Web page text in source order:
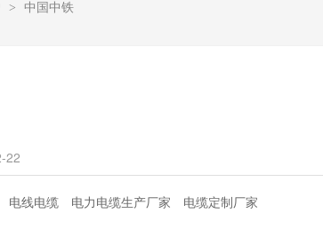
> 中国中铁
22
电线电缆 电力电缆生产厂家
电缆定制厂家